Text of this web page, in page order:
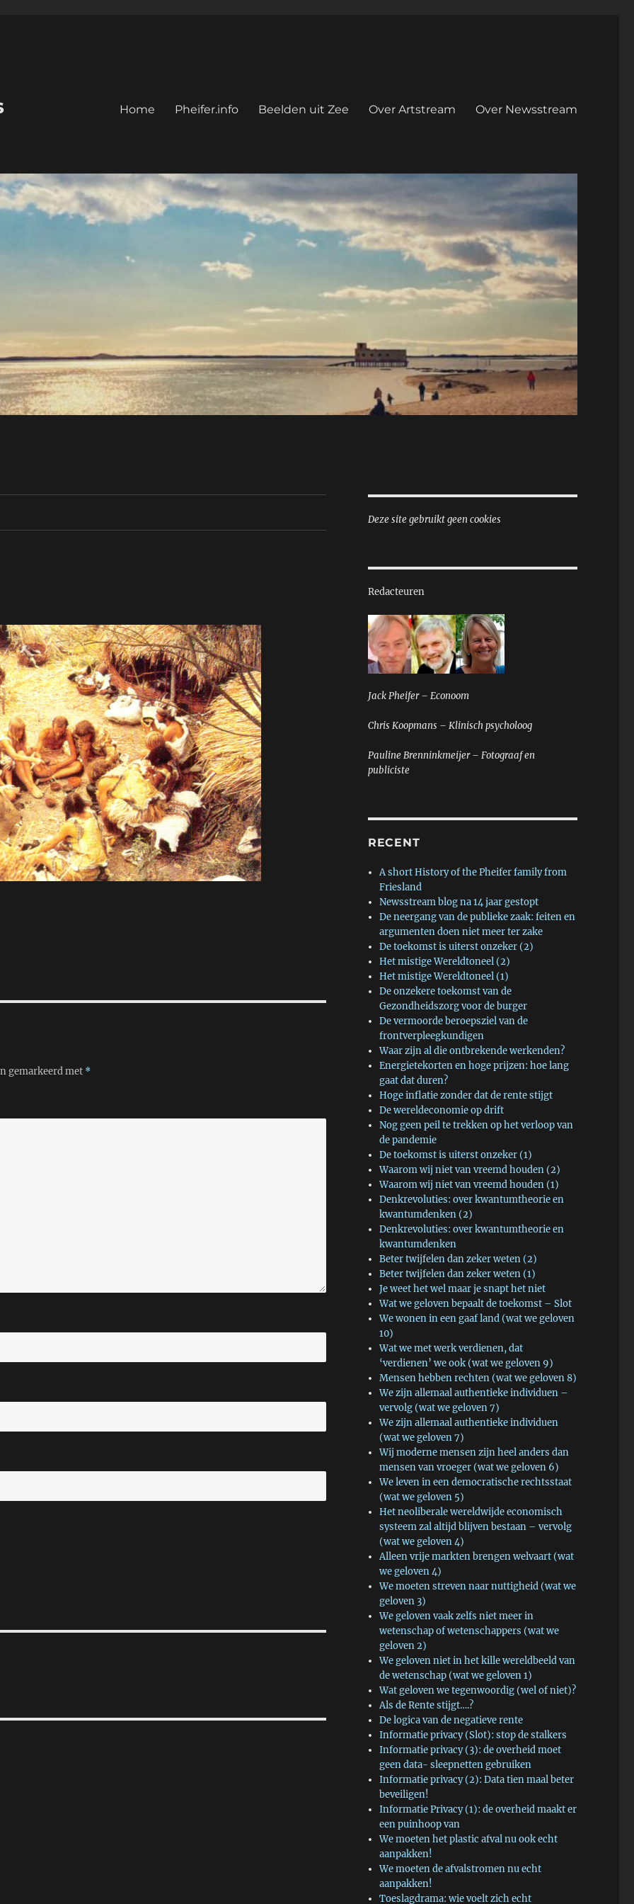
Home Pheifer.info Beelden uit Zee Over Artstream Over Newsstream
gemarkeerd met *
Deze site gebruikt geen cookies
Redacteuren
Jack Pheifer – Econoom
Chris Koopmans – Klinisch psycholoog
Pauline Brenninkmeijer – Fotograaf en
publiciste
RECENT
A short History of the Pheifer family from
Friesland
Newsstream blog na 14 jaar gestopt
De neergang van de publieke zaak: feiten en
argumenten doen niet meer ter zake
De toekomst is uiterst onzeker (2)
Het mistige Wereldtoneel (2)
Het mistige Wereldtoneel (1)
De onzekere toekomst van de
Gezondheidszorg voor de burger
De vermoorde beroepsziel van de
frontverpleegkundigen
Waar zijn al die ontbrekende werkenden?
Energietekorten en hoge prijzen: hoe lang
gaat dat duren?
Hoge inflatie zonder dat de rente stijgt
De wereldeconomie op drift
Nog geen peil te trekken op het verloop van
de pandemie
De toekomst is uiterst onzeker (1)
Waarom wij niet van vreemd houden (2)
Waarom wij niet van vreemd houden (1)
Denkrevoluties: over kwantumtheorie en
kwantumdenken (2)
Denkrevoluties: over kwantumtheorie en
kwantumdenken
Beter twijfelen dan zeker weten (2)
Beter twijfelen dan zeker weten (1)
Je weet het wel maar je snapt het niet
Wat we geloven bepaalt de toekomst – Slot
We wonen in een gaaf land (wat we geloven
10)
Wat we met werk verdienen, dat
‘verdienen’ we ook (wat we geloven 9)
Mensen hebben rechten (wat we geloven 8)
We zijn allemaal authentieke individuen –
vervolg (wat we geloven 7)
We zijn allemaal authentieke individuen
(wat we geloven 7)
Wij moderne mensen zijn heel anders dan
mensen van vroeger (wat we geloven 6)
We leven in een democratische rechtsstaat
(wat we geloven 5)
Het neoliberale wereldwijde economisch
systeem zal altijd blijven bestaan – vervolg
(wat we geloven 4)
Alleen vrije markten brengen welvaart (wat
we geloven 4)
We moeten streven naar nuttigheid (wat we
geloven 3)
We geloven vaak zelfs niet meer in
wetenschap of wetenschappers (wat we
geloven 2)
We geloven niet in het kille wereldbeeld van
de wetenschap (wat we geloven 1)
Wat geloven we tegenwoordig (wel of niet)?
Als de Rente stijgt….?
De logica van de negatieve rente
Informatie privacy (Slot): stop de stalkers
Informatie privacy (3): de overheid moet
geen data- sleepnetten gebruiken
Informatie privacy (2): Data tien maal beter
beveiligen!
Informatie Privacy (1): de overheid maakt er
een puinhoop van
We moeten het plastic afval nu ook echt
aanpakken!
We moeten de afvalstromen nu echt
aanpakken!
Toeslagdrama: wie voelt zich echt